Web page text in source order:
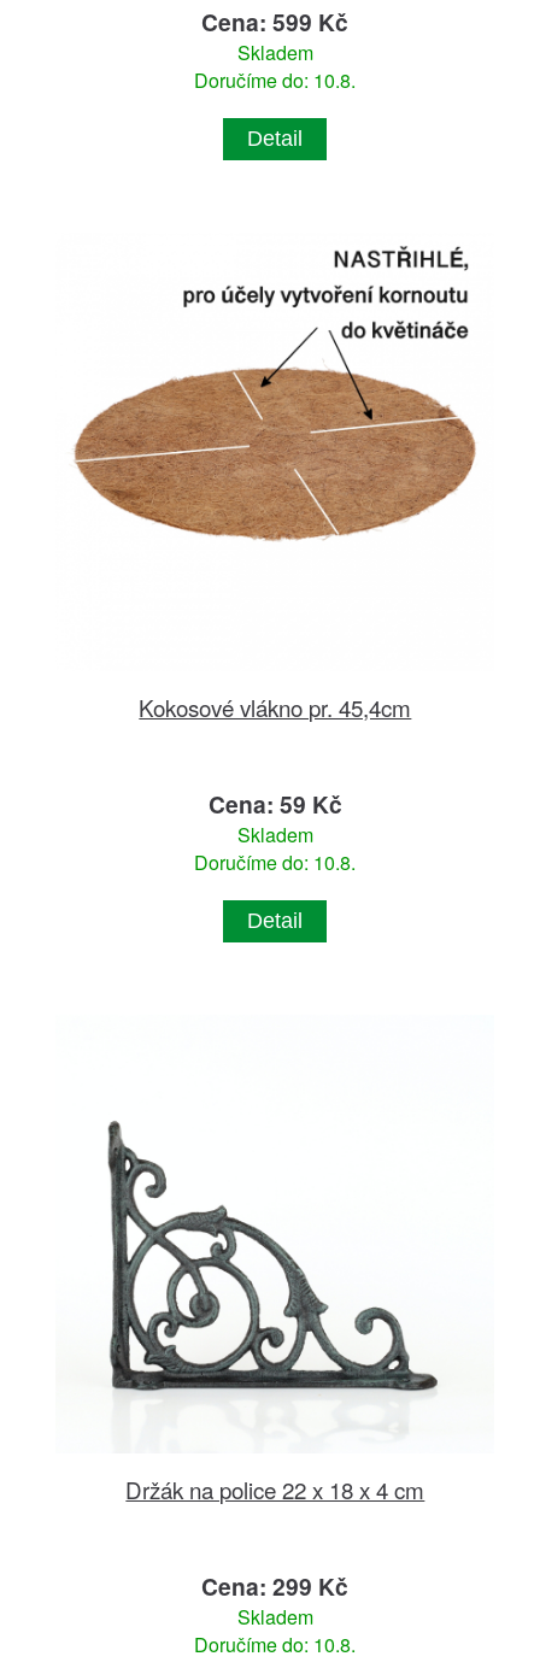
Cena: 599 Kč
Skladem
Doručíme do: 10.8.
Detail
Kokosové vlákno pr. 45,4cm
Cena: 59 Kč
Skladem
Doručíme do: 10.8.
Detail
Držák na police 22 x 18 x 4 cm
Cena: 299 Kč
Skladem
Doručíme do: 10.8.